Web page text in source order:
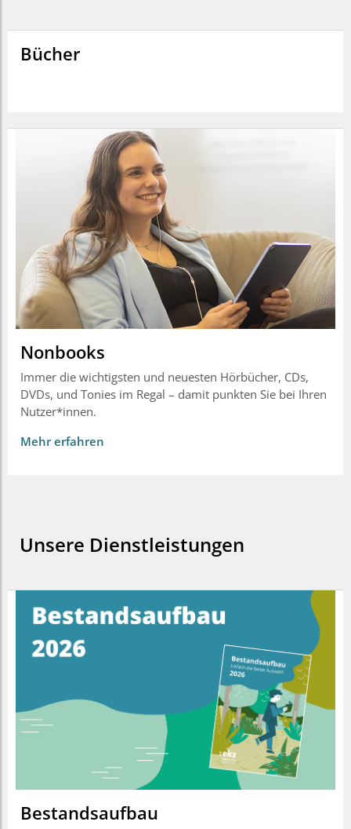
Bücher
Nonbooks
Immer die wichtigsten und neuesten Hörbücher, CDs,
DVDs, und Tonies im Regal – damit punkten Sie bei Ihren
Nutzer*innen.
Mehr erfahren
Unsere Dienstleistungen
Bestandsaufbau